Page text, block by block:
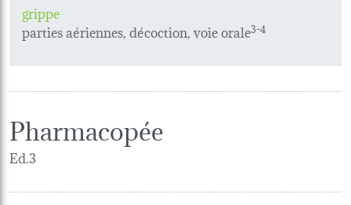
grippe
parties aériennes, décoction, voie orale3-4
Pharmacopée
Ed.3